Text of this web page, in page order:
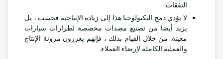
النفقات.
لا يؤدي دمج التكنولوجيا هذا إلى زيادة الإنتاجية فحسب ، بل
يزيد أيضا من تصنيع مصدات مخصصة لطرازات سيارات
معينة. من خلال القيام بذلك ، فإنهم يعززون مرونة الإنتاج
والعملية الكاملة لإرضاء العملاء.